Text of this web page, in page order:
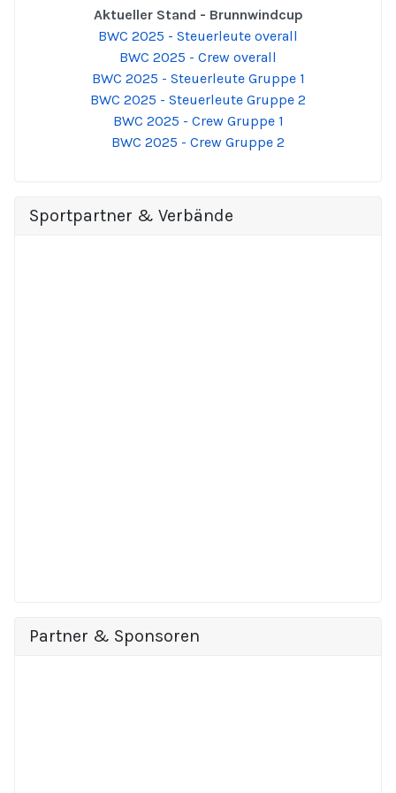
Aktueller Stand - Brunnwindcup
BWC 2025 - Steuerleute overall
BWC 2025 - Crew overall
BWC 2025 - Steuerleute Gruppe 1
BWC 2025 - Steuerleute Gruppe 2
BWC 2025 - Crew Gruppe 1
BWC 2025 - Crew Gruppe 2
Sportpartner & Verbände
Partner & Sponsoren